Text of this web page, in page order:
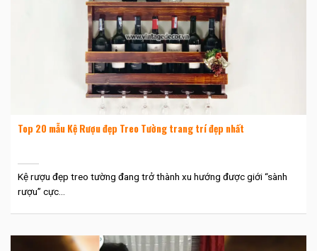
Top 20 mẫu Kệ Rượu đẹp Treo Tường trang trí đẹp nhất
Kệ rượu đẹp treo tường đang trở thành xu hướng được giới “sành
rượu” cực...